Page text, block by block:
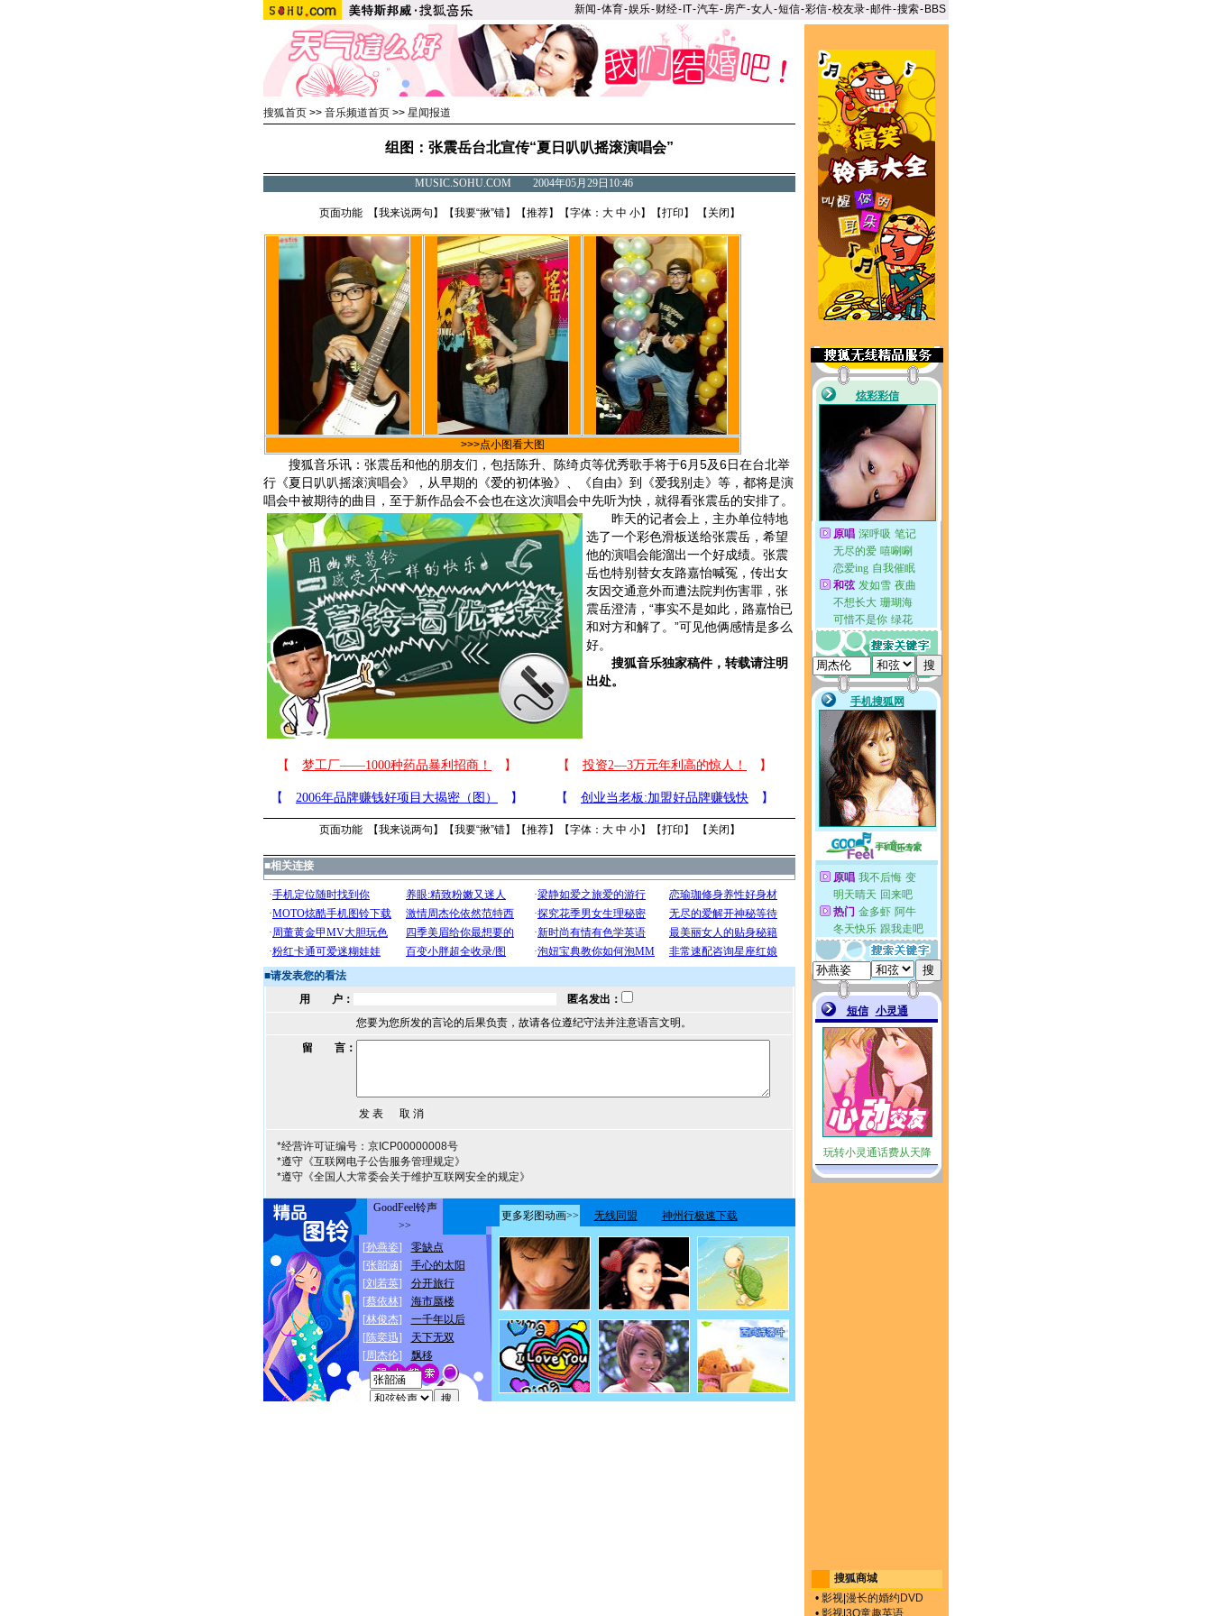
新闻-体育-娱乐-财经- IT-汽车-房产-女人 -短信-彩信-校友录-邮件-搜索- BBS
搜狐首页 >> 音乐频道首页 >> 星闻报道
组图：张震岳台北宣传“夏日叭叭摇滚演唱会”
MUSIC.SOHU.COM 2004年05月29日10:46
页面功能 【我来说两句 】【我要“揪”错】【推荐】【字体： 大 中 小】【打印 】 【 关闭 】
>>>点小图看大图
搜狐音乐讯：张震岳和他的朋友们，包括陈升、陈绮贞等优秀歌手将于6月5及6日在台北举
行《夏日叭叭摇滚演唱会》，从早期的《爱的初体验》、《自由》到《爱我别走》等，都将是演
唱会中被期待的曲目，至于新作品会不会也在这次演唱会中先听为快，就得看张震岳的安排了。
昨天的记者会上，主办单位特地
选了一个彩色滑板送给张震岳，希望
他的演唱会能溜出一个好成绩。张震
岳也特别替女友路嘉怡喊冤，传出女
友因交通意外而遭法院判伤害罪，张
震岳澄清，“事实不是如此，路嘉怡已
和对方和解了。”可见他俩感情是多么
好。
搜狐音乐独家稿件，转载请注明
出处。
页面功能 【我来说两句 】【我要“揪”错】【推荐】【字体： 大 中 小】【打印 】 【 关闭 】
■相关连接
■请发表您的看法
用 户：
匿名发出：
您要为您所发的言论的后果负责，故请各位遵纪守法并注意语言文明。
留 言：
*经营许可证编号：京ICP00000008号
*遵守《互联网电子公告服务管理规定》
*遵守《全国人大常委会关于维护互联网安全的规定》
搜狐商城
• 影视 漫长的婚约DVD
• 影视 3Q童趣英语